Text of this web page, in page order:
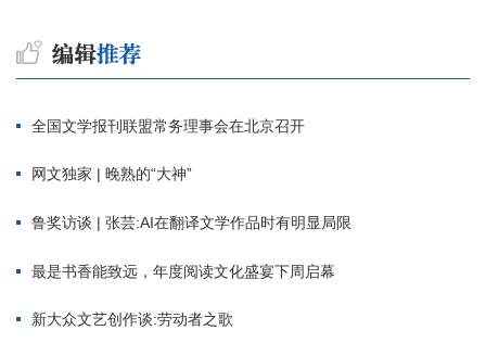
全国文学报刊联盟常务理事会在北京召开
网文独家 | 晚熟的“大神”
鲁奖访谈 | 张芸:AI在翻译文学作品时有明显局限
最是书香能致远，年度阅读文化盛宴下周启幕
新大众文艺创作谈:劳动者之歌